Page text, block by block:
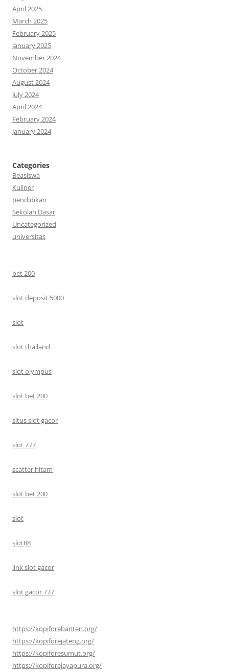
April 2025
March 2025
February 2025
January 2025
November 2024
October 2024
August 2024
July 2024
April 2024
February 2024
January 2024
Categories
Beasiswa
Kuliner
pendidikan
Sekolah Dasar
Uncategorized
universitas
bet 200
slot deposit 5000
slot
slot thailand
slot olympus
slot bet 200
situs slot gacor
slot 777
scatter hitam
slot bet 200
slot
slot88
link slot gacor
slot gacor 777
https://kopiforebanten.org/
https://kopiforejateng.org/
https://kopiforesumut.org/
https://kopiforejayapura.org/